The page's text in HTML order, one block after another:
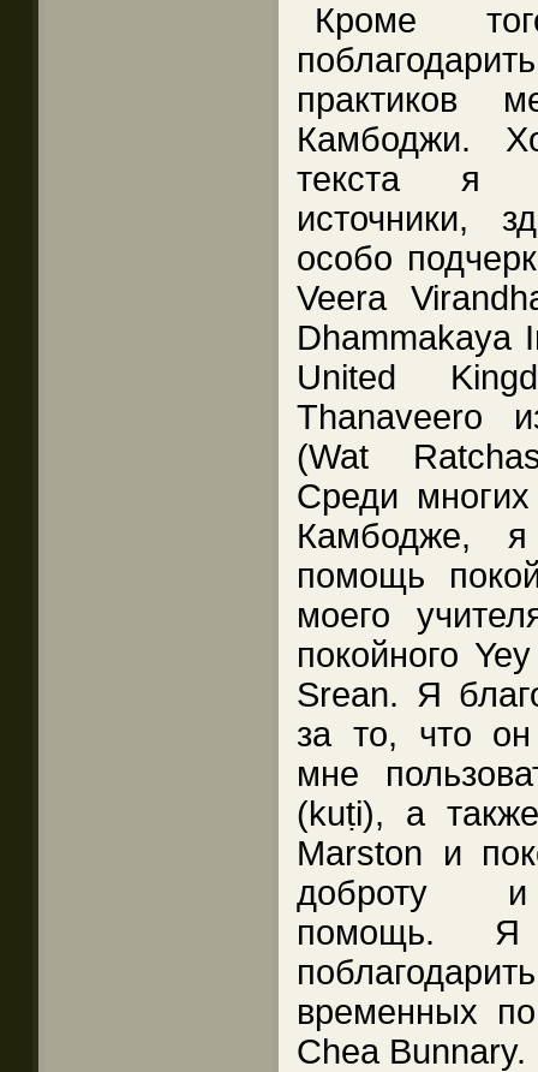
Кроме
практиков
Камбоджи.
текста я
источники,
особо
Veera
Dhammakaya
United
Thanaveero
(Wat
Среди
Камбодже,
помощь
моего
покойного
Srean. Я
за то, что он
мне
(kuṭi), а
Marston и
доброту и
помощь.
временных
Chea Bunnary.